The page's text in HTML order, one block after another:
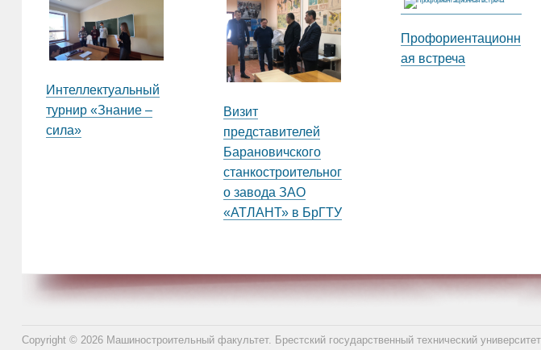
Интеллектуальный
турнир «Знание –
сила»
Визит
представителей
Барановичского
станкостроительног
о завода ЗАО
«АТЛАНТ» в БрГТУ
Профориентационн
ая встреча
Copyright © 2026 Машиностроительный факультет. Брестский государственный технический университет